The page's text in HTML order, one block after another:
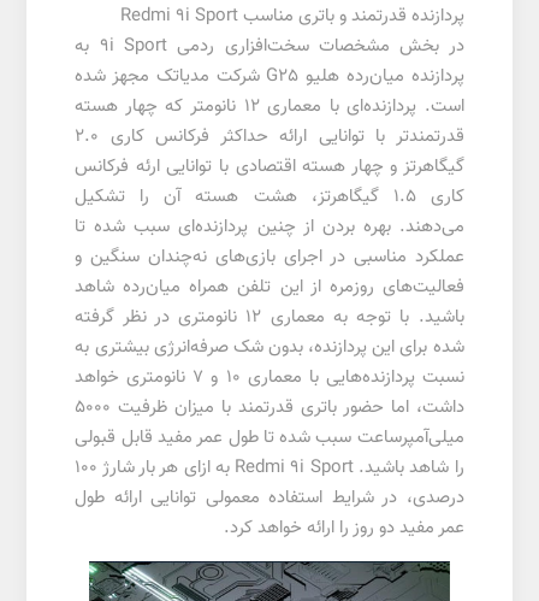
پردازنده قدرتمند و باتری مناسب Redmi 9i Sport
در بخش مشخصات سخت‌افزاری ردمی 9i Sport به
پردازنده میان‌رده هلیو G25 شرکت مدیاتک مجهز شده
است. پردازنده‌ای با معماری ۱۲ نانومتر که چهار هسته
قدرتمند‌تر با توانایی ارائه حداکثر فرکانس کاری ۲.۰
گیگاهرتز و چهار هسته اقتصادی با توانایی ارئه فرکانس
کاری ۱.۵ گیگاهرتز، هشت هسته آن را تشکیل
می‌دهند. بهره بردن از چنین پردازنده‌ای سبب شده تا
عملکرد مناسبی در اجرای بازی‌های نه‌چندان سنگین و
فعالیت‌های روزمره از این تلفن همراه میان‌رده شاهد
باشید. با توجه به معماری ۱۲ نانومتری در نظر گرفته
شده برای این پردازنده، بدون شک صرفه‌انرژی بیشتری به
نسبت پردازنده‌هایی با معماری ۱۰ و ۷ نانومتری خواهد
داشت، اما حضور باتری قدرتمند با میزان ظرفیت ۵۰۰۰
میلی‌آمپر‌ساعت سبب شده تا طول عمر مفید قابل قبولی
را شاهد باشید. Redmi 9i Sport به ازای هر بار شارژ ۱۰۰
درصدی، در شرایط استفاده معمولی توانایی ارائه طول
عمر مفید دو روز را ارائه خواهد کرد.